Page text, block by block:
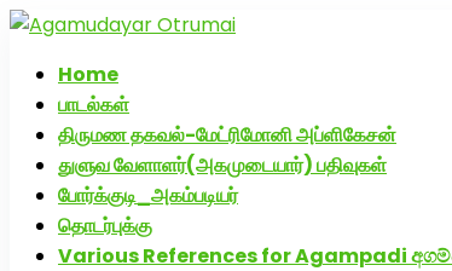
Home
பாடல்கள்
திருமண தகவல்-மேட்ரிமோனி அப்ளிகேசன்
துளுவ வேளாளர்(அகமுடையார்) பதிவுகள்
போர்க்குடி_அகம்படியர்
தொடர்புக்கு
Various References for Agampadi
அகமுடையார் திருமண வரன்களுக்கு